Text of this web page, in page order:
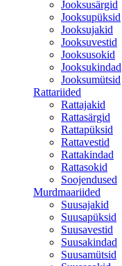
Jooksusärgid
Jooksupüksid
Jooksujakid
Jooksuvestid
Jooksusokid
Jooksukindad
Jooksumütsid
Rattariided
Rattajakid
Rattasärgid
Rattapüksid
Rattavestid
Rattakindad
Rattasokid
Soojendused
Murdmaariided
Suusajakid
Suusapüksid
Suusavestid
Suusakindad
Suusamütsid